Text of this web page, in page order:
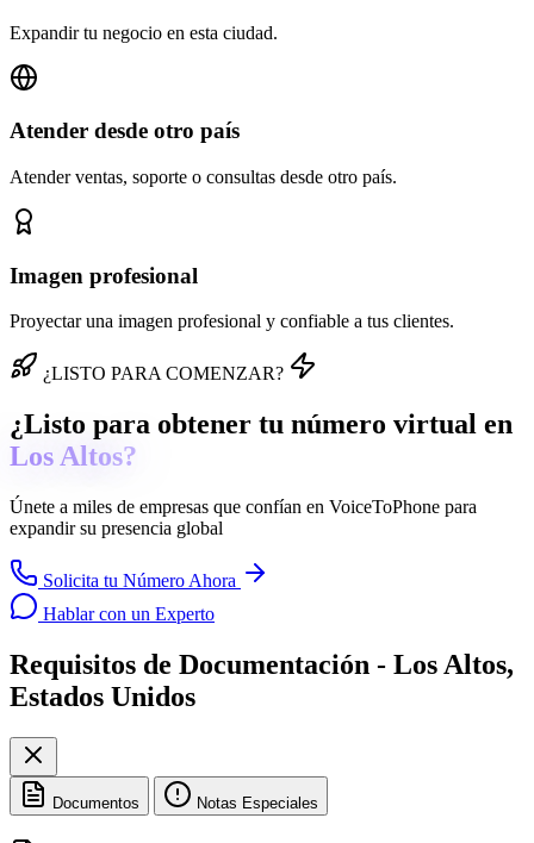
Expandir tu negocio en esta ciudad.
Atender desde otro país
Atender ventas, soporte o consultas desde otro país.
Imagen profesional
Proyectar una imagen profesional y confiable a tus clientes.
¿LISTO PARA COMENZAR?
¿Listo para obtener tu número virtual en
Los Altos?
Únete a miles de empresas que confían en VoiceToPhone para
expandir su presencia global
Solicita tu Número Ahora
Hablar con un Experto
Requisitos de Documentación - Los Altos,
Estados Unidos
Documentos Notas Especiales